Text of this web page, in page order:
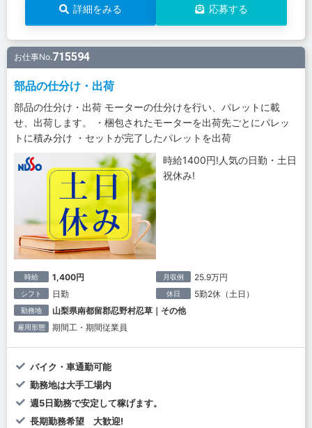
詳細をみる 応募する
お仕事No.715594
部品の仕分け・出荷
部品の仕分け・出荷 モーターの仕分けを行い、パレットに載
せ、出荷します。 ・梱包されたモーターを出荷先ごとにパレッ
トに積み分け ・セットが完了したパレットを出荷
時給1400円!人気の日勤・土日
祝休み!
時給 1,400円 月収例 25.9万円
シフト 日勤 休日 5勤2休（土日）
勤務地 山梨県南都留郡忍野村忍草｜その他
雇用形態 期間工・期間従業員
バイク・車通勤可能
勤務地は大手工場内
週5日勤務で安定して稼げます。
長期勤務希望 大歓迎!